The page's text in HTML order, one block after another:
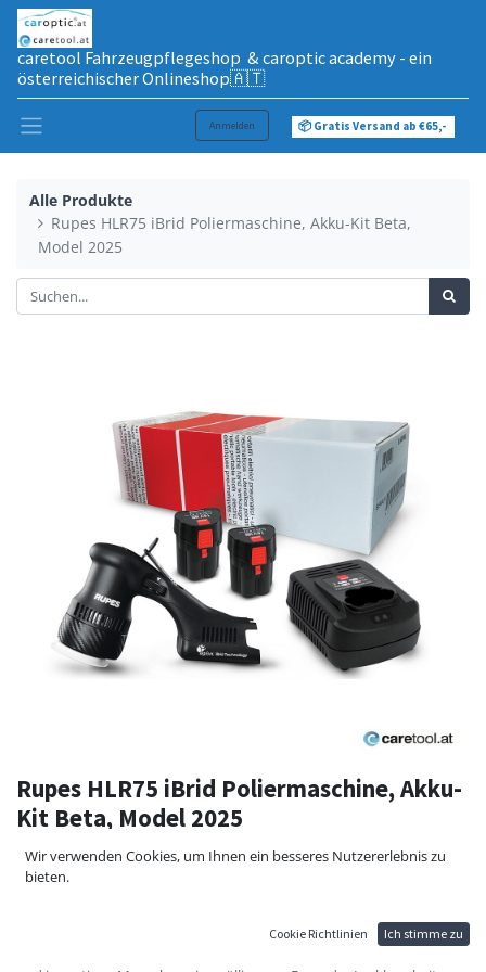
caretool Fahrzeugpflegeshop & caroptic academy - ein
österreichischer Onlineshop🇦🇹
Anmelden 📦 Gratis Versand ab €65,-
Alle Produkte
Rupes HLR75 iBrid Poliermaschine, Akku-Kit Beta,
Model 2025
Rupes HLR75 iBrid Poliermaschine, Akku-
Kit Beta, Model 2025
Rupes HLR75 die neueste Generation der BigFoot Familie, Perfekte
ergonomische Funktionalität, Akku oder Kabelbetrieben mit 12mm-
Wir verwenden Cookies, um Ihnen ein besseres Nutzererlebnis zu
bieten.
Cookie Richtlinien Ich stimme zu